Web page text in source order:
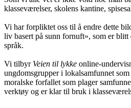
klasseværelser, skolens kantine,
Vi har forpliktet oss til å endre dette
liv basert på sunn fornuft», som er
språk.
Vi tilbyr Veien til lykke online-
ungdomsgrupper i lokalsamfunnet
moralske forfallet som plager
verktøy og er klar til bruk i